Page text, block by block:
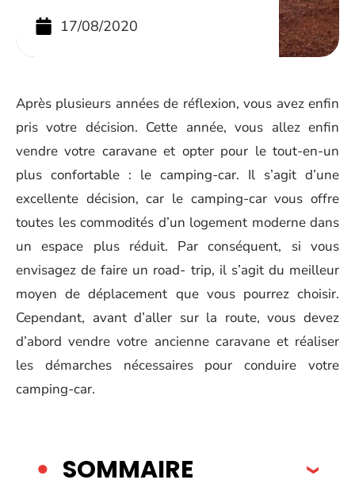
17/08/2020
Après plusieurs années de réflexion, vous avez enfin
pris votre décision. Cette année, vous allez enfin
vendre votre caravane et opter pour le tout-en-un
plus confortable : le camping-car. Il s’agit d’une
excellente décision, car le camping-car vous offre
toutes les commodités d’un logement moderne dans
un espace plus réduit. Par conséquent, si vous
envisagez de faire un road- trip, il s’agit du meilleur
moyen de déplacement que vous pourrez choisir.
Cependant, avant d’aller sur la route, vous devez
d’abord vendre votre ancienne caravane et réaliser
les démarches nécessaires pour conduire votre
camping-car.
SOMMAIRE